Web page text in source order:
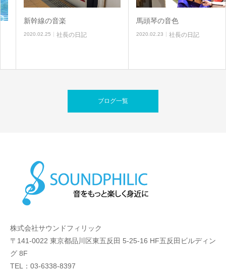
新幹線の音楽
2020.02.25 社長の日記
馬頭琴の音色
2020.02.23 社長の日記
ブログ一覧
株式会社サウンドフィリック
〒141-0022 東京都品川区東五反田 5-25-16 HF五反田ビルディン
グ 8F
TEL：03-6338-8397